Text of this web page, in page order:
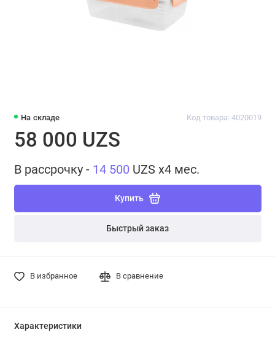
На складе Код товара: 4020019
58 000 UZS
В рассрочку - 14 500 UZS x4 мес.
Купить
Быстрый заказ
В избранное В сравнение
Характеристики